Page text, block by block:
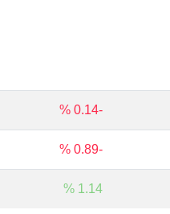
-0.14 %
-0.89 %
1.14 %